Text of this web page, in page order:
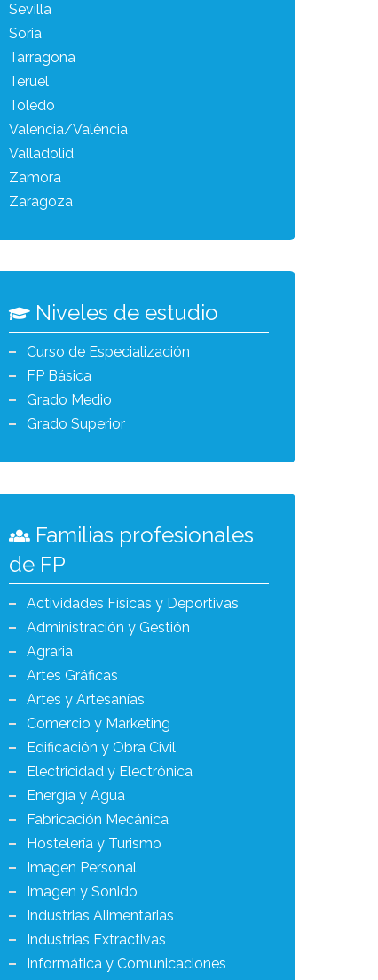
Sevilla
Soria
Tarragona
Teruel
Toledo
Valencia/València
Valladolid
Zamora
Zaragoza
Niveles de estudio
Curso de Especialización
FP Básica
Grado Medio
Grado Superior
Familias profesionales
de FP
Actividades Físicas y Deportivas
Administración y Gestión
Agraria
Artes Gráficas
Artes y Artesanías
Comercio y Marketing
Edificación y Obra Civil
Electricidad y Electrónica
Energía y Agua
Fabricación Mecánica
Hostelería y Turismo
Imagen Personal
Imagen y Sonido
Industrias Alimentarias
Industrias Extractivas
Informática y Comunicaciones